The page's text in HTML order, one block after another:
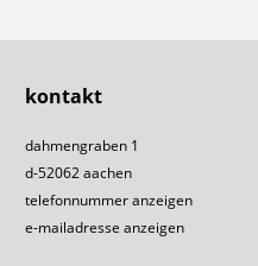
kontakt
dahmengraben 1
d-52062 aachen
telefonnummer anzeigen
e-mailadresse anzeigen